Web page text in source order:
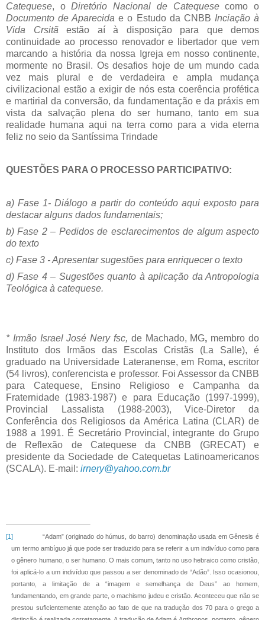
Catequese, oDiretório Nacional de Catequesecomo o
Documento de Aparecida e o Estudo da CNBB Inciação à
Vida Crsitãestão aí à disposição para que demos
continuidade ao processo renovador e libertador que vem
marcando a história da nossa Igreja em nosso continente,
mormente no Brasil. Os desafios hoje de um mundo cada
vez mais plural e de verdadeira e ampla mudança
civilizacional estão a exigir de nós esta coerência profética
e martirial da conversão, da fundamentação e da práxis em
vista da salvação plena do ser humano, tanto em sua
realidade humana aqui na terra como para a vida eterna
feliz no seio da Santíssima Trindade
QUESTÕES PARA O PROCESSO PARTICIPATIVO:
a) Fase 1- Diálogo a partir do conteúdo aqui exposto para
destacar alguns dados fundamentais;
b) Fase 2 – Pedidos de esclarecimentos de algum aspecto
do texto
c) Fase 3 - Apresentar sugestões para enriquecer o texto
d) Fase 4 – Sugestões quanto à aplicação da Antropologia
Teológica à catequese.
* Irmão Israel José Nery fsc, de Machado, MG, membro do
Instituto dos Irmãos das Escolas Cristãs (La Salle), é
graduado na Universidade Lateranense, em Roma, escritor
(54 livros), conferencista e professor. Foi Assessor da CNBB
para Catequese, Ensino Religioso e Campanha da
Fraternidade (1983-1987) e para Educação (1997-1999),
Provincial Lassalista (1988-2003), Vice-Diretor da
Conferência dos Religiosos da América Latina (CLAR) de
1988 a 1991. É Secretário Provincial, integrante do Grupo
de Reflexão de Catequese da CNBB (GRECAT) e
presidente da Sociedade de Catequetas Latinoamericanos
(SCALA). E-mail: irnery@yahoo.com.br
[1] “Adam” (originado do húmus, do barro) denominação usada em Gênesis é
um termo ambíguo já que pode ser traduzido para se referir a um indivíduo como para
o gênero humano, o ser humano. O mais comum, tanto no uso hebraico como cristão,
foi aplicá-lo a um indivíduo que passou a ser denominado de “Adão”. Isso ocasionou,
portanto, a limitação de a “imagem e semelhança de Deus” ao homem,
fundamentando, em grande parte, o machismo judeu e cristão. Aconteceu que não se
prestou suficientemente atenção ao fato de que na tradução dos 70 para o grego a